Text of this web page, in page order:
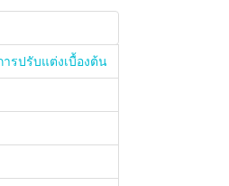
รปรับแต่งเบื้องต้น